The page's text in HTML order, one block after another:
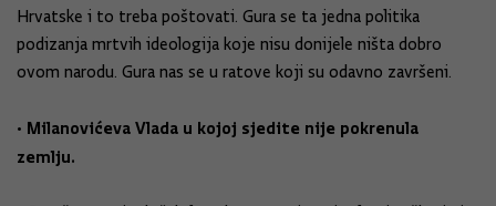
Hrvatske i to treba poštovati. Gura se ta jedna politika
podizanja mrtvih ideologija koje nisu donijele ništa dobro
ovom narodu. Gura nas se u ratove koji su odavno završeni.
• Milanovićeva Vlada u kojoj sjedite nije pokrenula
zemlju.